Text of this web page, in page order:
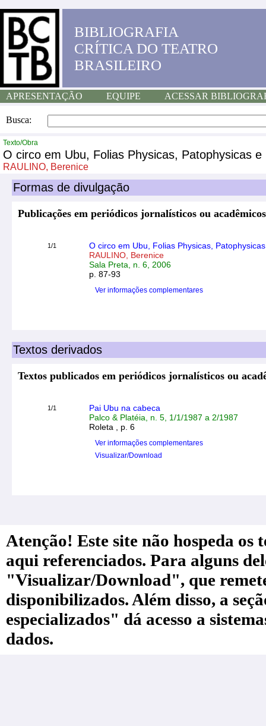
BIBLIOGRAFIA
CRÍTICA DO TEATRO
BRASILEIRO
APRESENTAÇÃO EQUIPE ACESSAR
Busca:
Texto/Obra
O circo em Ubu, Folias Physicas, Patophysicas e
RAULINO, Berenice
Formas de divulgação
Publicações em periódicos jornalísticos ou acadêmicos
1/1
O circo em Ubu, Folias Physicas,
RAULINO, Berenice
Sala Preta, n. 6, 2006
p. 87-93
Ver informações complementares
Textos derivados
Textos publicados em periódicos jornalísticos ou
1/1
Pai Ubu na cabeca
Palco & Platéia, n. 5, 1/1/1987 a 2/1987
Roleta , p. 6
Ver informações complementares
Visualizar/Download
Atenção! Este site não hospeda
aqui referenciados. Para alguns
"Visualizar/Download", que
disponibilizados. Além disso, a
especializados" dá acesso a
dados.